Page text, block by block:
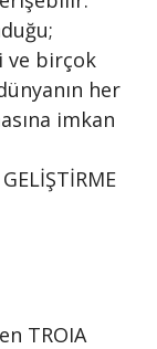
ve birçok
her
imkan
TROIA